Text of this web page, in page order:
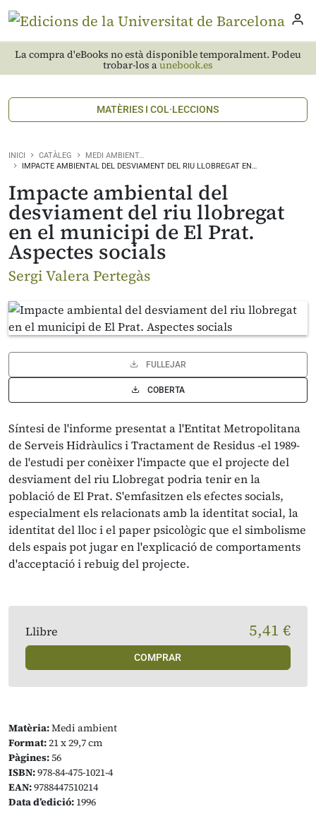
La compra d'eBooks no està disponible temporalment. Podeu
trobar-los aunebook.es
MATÈRIES I COL·LECCIONS
INICI CATÀLEG
MEDI AMBIENT…
IMPACTE AMBIENTAL DEL DESVIAMENT DEL RIU LLOBREGAT EN…
Impacte ambiental del
desviament del riu llobregat
en el municipi de El Prat.
Aspectes socials
Sergi Valera Pertegàs
FULLEJAR
COBERTA
Síntesi de l'informe presentat a l'Entitat Metropolitana
de Serveis Hidràulics i Tractament de Residus -el 1989-
de l'estudi per conèixer l'impacte que el projecte del
desviament del riu Llobregat podria tenir en la
població de El Prat. S'emfasitzen els efectes socials,
especialment els relacionats amb la identitat social, la
identitat del lloc i el paper psicològic que el simbolisme
dels espais pot jugar en l'explicació de comportaments
d'acceptació i rebuig del projecte.
Matèria:Medi ambient
Format:21 x 29,7 cm
Pàgines:56
ISBN:978-84-475-1021-4
EAN:9788447510214
Data d’edició: 1996
Llibre 5,41 €
COMPRAR